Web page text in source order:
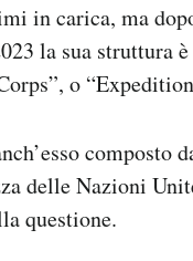
in carica, ma
la sua struttura
o
composto
delle Nazioni
questione.